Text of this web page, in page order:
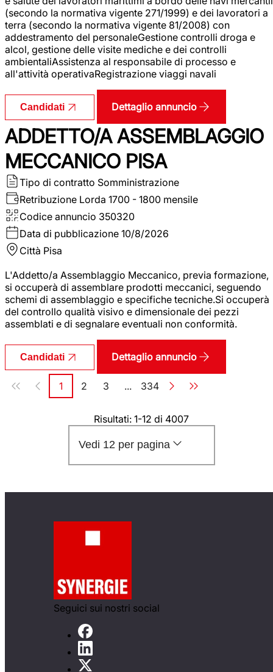
(secondo la normativa vigente 271/1999) e dei lavoratori a
terra (secondo la normativa vigente 81/2008) con
addestramento del personaleGestione controlli droga e
alcol, gestione delle visite mediche e dei controlli
ambientaliAssistenza al responsabile di processo e
all'attività operativaRegistrazione viaggi navali
Candidati Dettaglio annuncio
ADDETTO/A ASSEMBLAGGIO
MECCANICO PISA
Tipo di contratto Somministrazione
Retribuzione Lorda 1700 - 1800 mensile
Codice annuncio 350320
Data di pubblicazione 10/8/2026
Città Pisa
L'Addetto/a Assemblaggio Meccanico, previa formazione,
si occuperà di assemblare prodotti meccanici, seguendo
schemi di assemblaggio e specifiche tecniche.Si occuperà
del controllo qualità visivo e dimensionale dei pezzi
assemblati e di segnalare eventuali non conformità.
Candidati Dettaglio annuncio
Paginazione
Pagina
1 Pagina
2 Pagina
3 ... Pagina
334
Risultati: 1-12 di 4007
Vedi 12 per pagina
Seguici sui nostri social